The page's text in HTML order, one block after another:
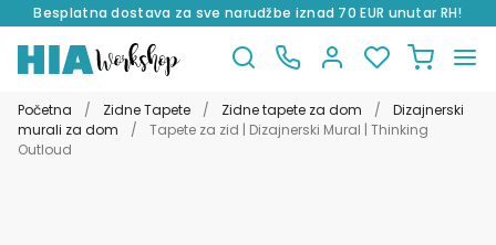
Besplatna dostava za sve narudžbe iznad 70 EUR unutar RH!
na
navigaciju
do
sadržaja
Početna / Zidne Tapete / Zidne tapete za dom /
Dizajnerski
murali za dom
/
Tapete za zid | Dizajnerski Mural | Thinking
Outloud